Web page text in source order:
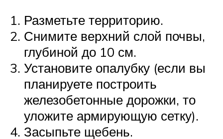
Разметьте территорию.
Снимите верхний слой почвы,
глубиной до 10 см.
Установите опалубку (если вы
планируете построить
железобетонные дорожки, то
уложите армирующую сетку).
Засыпьте щебень.